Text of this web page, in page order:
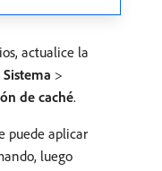
actualice la
Sistema >
de caché.
puede aplicar
luego